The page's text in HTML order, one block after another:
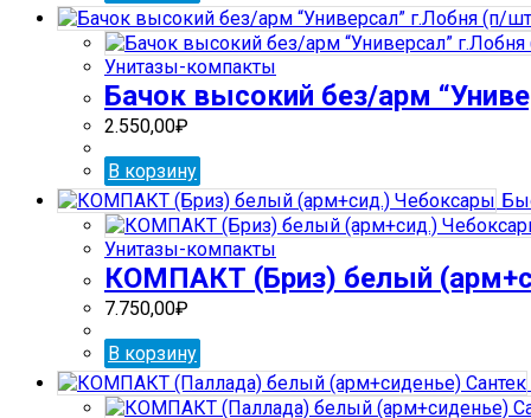
Унитазы-компакты
Бачок высокий без/арм
2.550,00₽
В корзину
Унитазы-компакты
КОМПАКТ (Бриз) белый
7.750,00₽
В корзину